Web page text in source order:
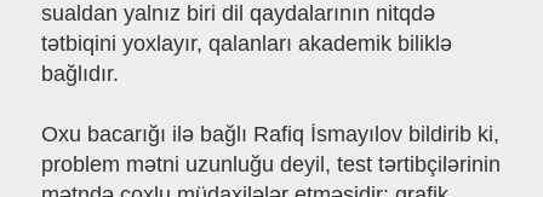
sualdan yalnız biri dil qaydalarının nitqdə
tətbiqini yoxlayır, qalanları akademik biliklə
bağlıdır.
Oxu bacarığı ilə bağlı Rafiq İsmayılov bildirib ki,
problem mətni uzunluğu deyil, test tərtibçilərinin